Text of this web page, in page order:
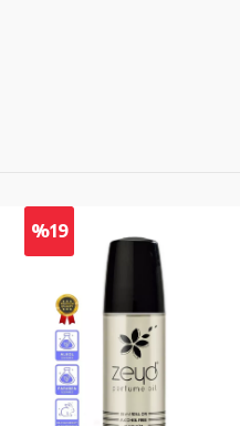
%19